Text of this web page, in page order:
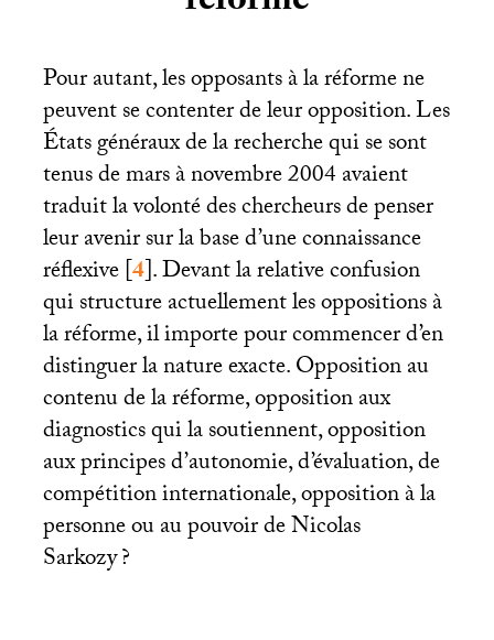
Pour autant, les opposants à la réforme ne
peuvent se contenter de leur opposition. Les
États généraux de la recherche qui se sont
tenus de mars à novembre 2004 avaient
traduit la volonté des chercheurs de penser
leur avenir sur la base d’une connaissance
réflexive[4]. Devant la relative confusion
qui structure actuellement les oppositions à
la réforme, il importe pour commencer d’en
distinguer la nature exacte. Opposition au
contenu de la réforme, opposition aux
diagnostics qui la soutiennent, opposition
aux principes d’autonomie, d’évaluation, de
compétition internationale, opposition à la
personne ou au pouvoir de Nicolas
Sarkozy?